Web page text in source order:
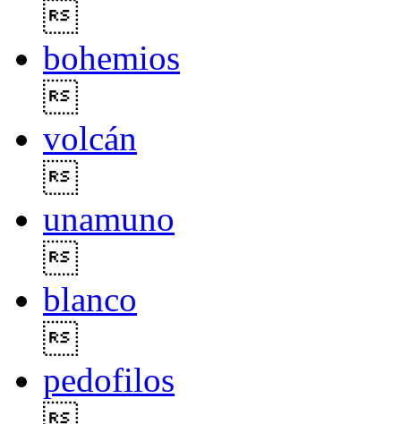
bohemios
volcán
unamuno
blanco
pedofilos